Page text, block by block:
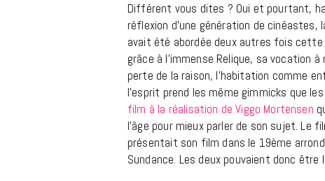
Différent vous dites ? Oui et pourtant,
réflexion d’une génération de
avait été abordée deux autres fois cette
grâce à l’immense Relique, sa
perte de la raison, l’habitation comme
l’esprit prend les même gimmicks que
film à la réalisation de Viggo Mortensen
l’âge pour mieux parler de son sujet. Le
présentait son film dans le 19ème
Sundance. Les deux pouvaient donc